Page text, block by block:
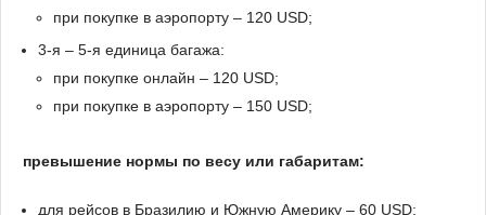
при покупке в аэропорту – 120 USD;
3-я – 5-я единица багажа:
при покупке онлайн – 120 USD;
при покупке в аэропорту – 150 USD;
превышение нормы по весу или габаритам:
для рейсов в Бразилию и Южную Америку – 60 USD;